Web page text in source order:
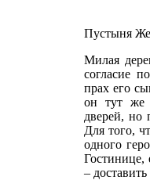
Пустыня
Милая
согласие
прах его
он тут же
дверей, но
Для того,
одного
Гостинице,
–